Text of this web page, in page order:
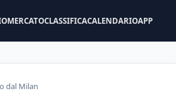
CLASSIFICACALENDARIOAPP
dal Milan